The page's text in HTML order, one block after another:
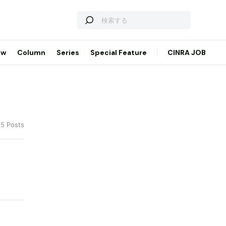
Column Series Special Feature CINRA JOB
Posts